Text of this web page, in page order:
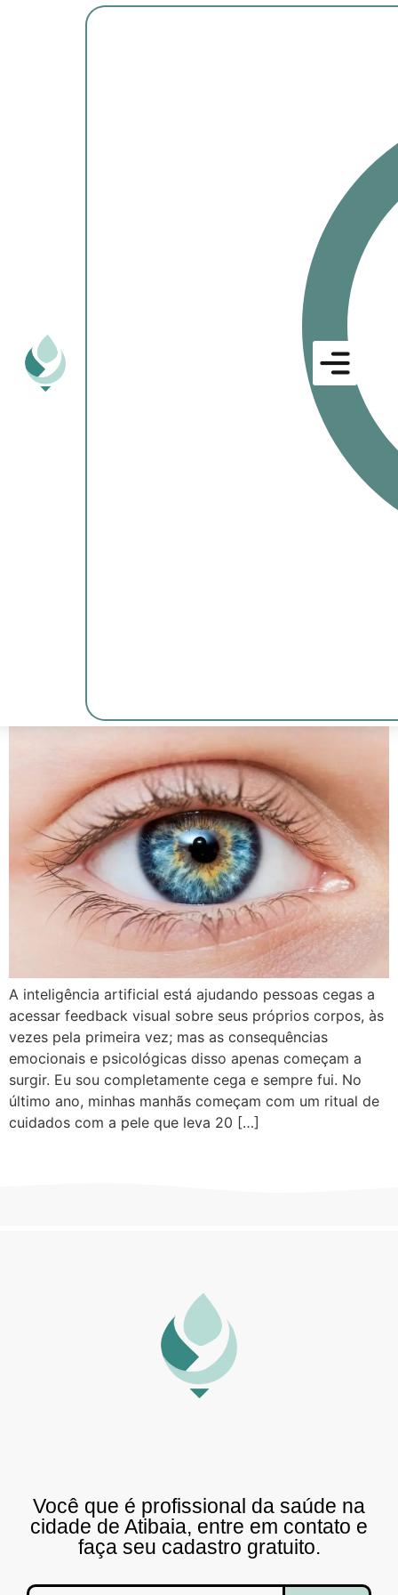
A inteligência artificial está ajudando pessoas cegas a
acessar feedback visual sobre seus próprios corpos, às
vezes pela primeira vez; mas as consequências
emocionais e psicológicas disso apenas começam a
surgir. Eu sou completamente cega e sempre fui. No
último ano, minhas manhãs começam com um ritual de
cuidados com a pele que leva 20 […]
Você que é profissional da saúde na
cidade de Atibaia, entre em contato e
faça seu cadastro gratuito.